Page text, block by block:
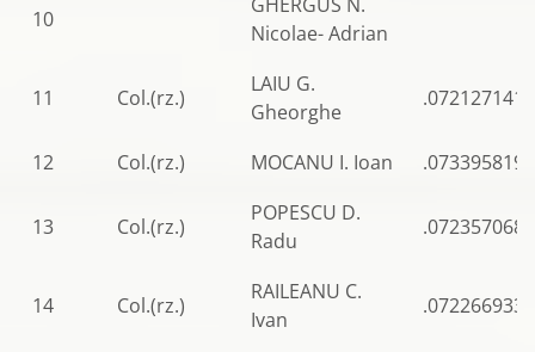
10
Nicolae- Adrian
11 Col.(rz.)
LAIU G.
Gheorghe
.0721271411
12 Col.(rz.) MOCANU I. Ioan .0733958199
13 Col.(rz.)
POPESCU D.
Radu
.0723570685
14 Col.(rz.)
RAILEANU C.
Ivan
.0722669339